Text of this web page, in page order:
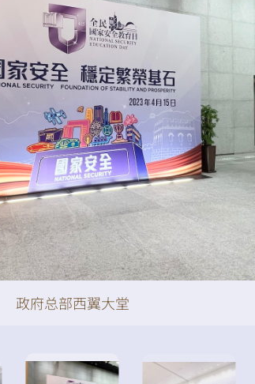
政府总部西翼大堂
们的社交媒体，紧贴最新资讯！
微
博 红书